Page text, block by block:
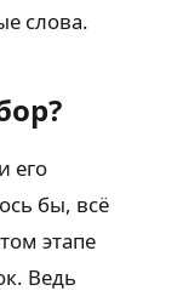
слова.
его
бы, всё
этапе
Ведь